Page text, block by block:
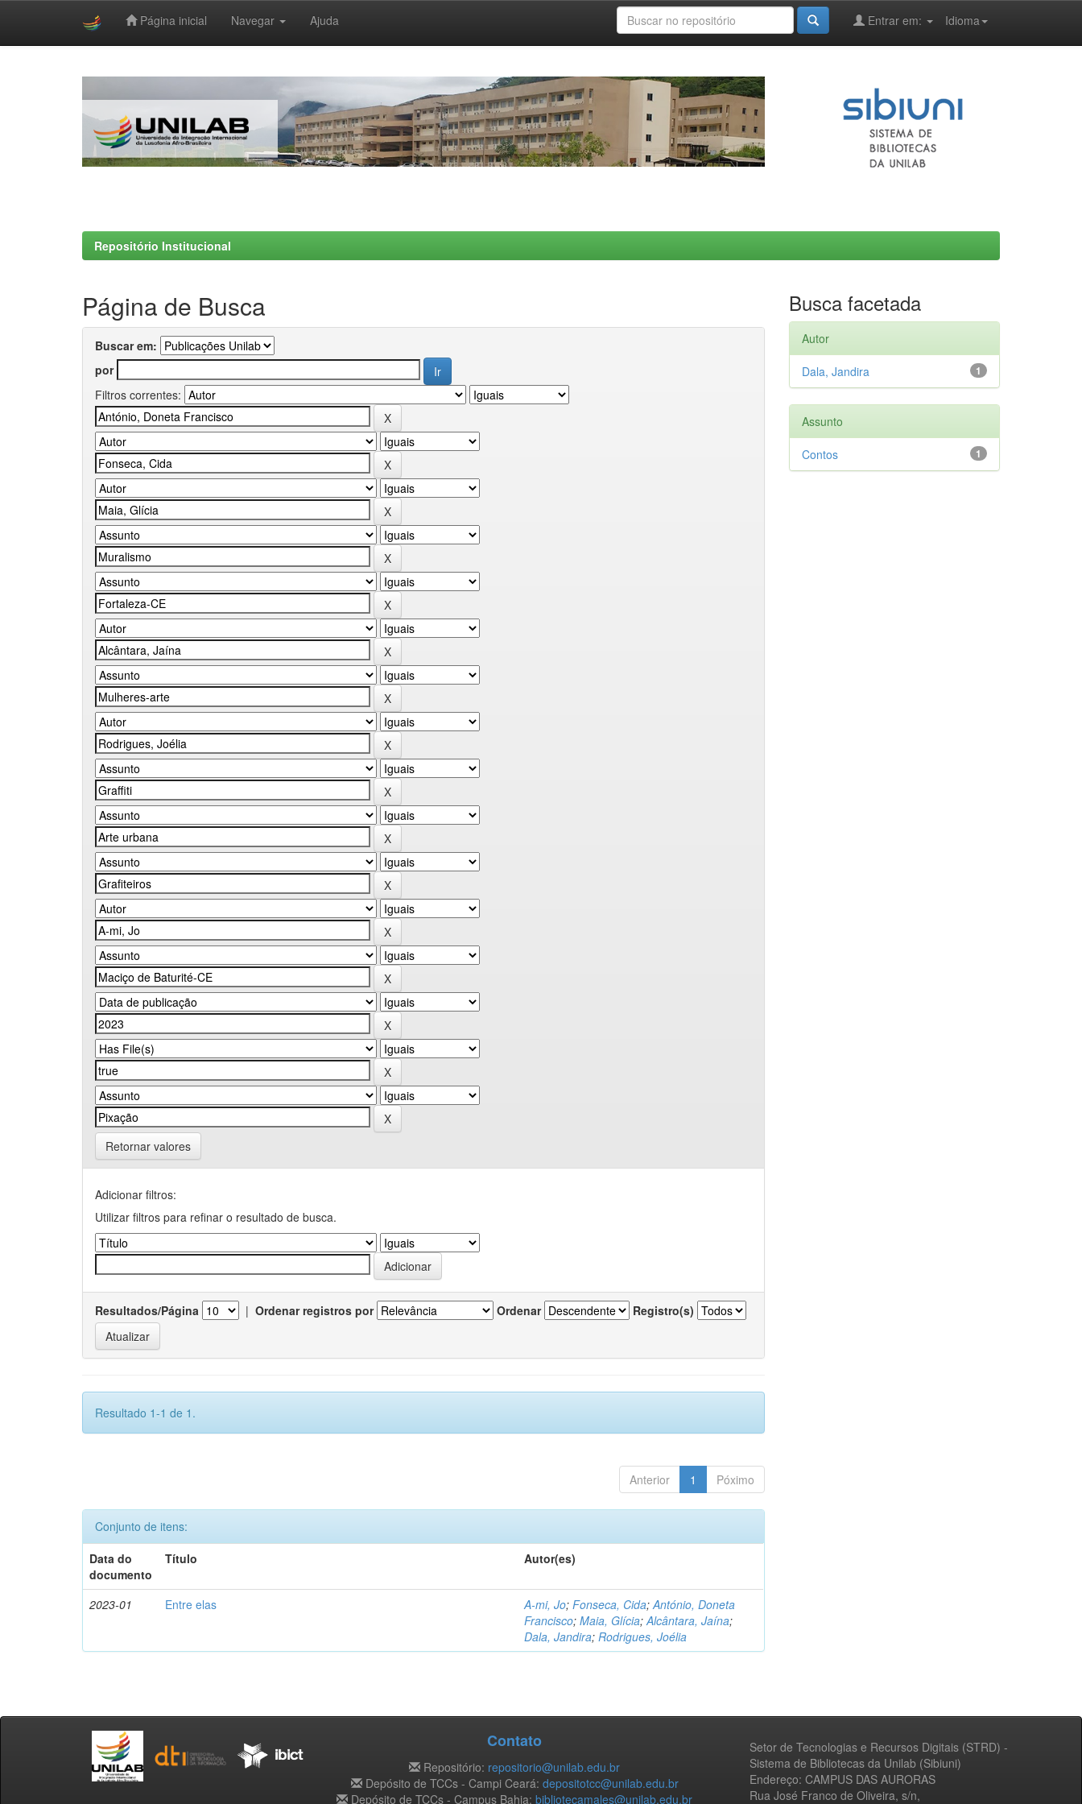
Página inicial Navegar Ajuda Idioma
Entrar em:
Repositório Institucional
Página de Busca
Buscar em:
por
Filtros correntes:
Retornar valores
Adicionar filtros:
Utilizar filtros para refinar o resultado de busca.
Resultados/Página | Ordenar registros por Ordenar Registro(s)
Resultado 1-1 de 1.
Anterior 1 Póximo
Conjunto de itens:
Data do
documento
Título Autor(es)
2023-01 Entre elas A-mi, Jo;Fonseca, Cida;António, Doneta
Francisco;Maia, Glícia;Alcântara, Jaína;
Dala, Jandira;Rodrigues, Joélia
Busca facetada
Autor
1
Dala, Jandira
Assunto
1
Contos
Setor de Tecnologias e Recursos Digitais (STRD) -
Sistema de Bibliotecas da Unilab (Sibiuni)
Endereço: CAMPUS DAS AURORAS
Rua José Franco de Oliveira, s/n,
Contato
Repositório: repositorio@unilab.edu.br
Depósito de TCCs - Campi Ceará: depositotcc@unilab.edu.br
Depósito de TCCs - Campus Bahia: bibliotecamales@unilab.edu.br